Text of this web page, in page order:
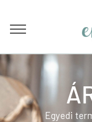
Egyedi